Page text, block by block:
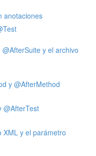
anotaciones
y el archivo
y @AfterMethod
@AfterTest
XML y el parámetro